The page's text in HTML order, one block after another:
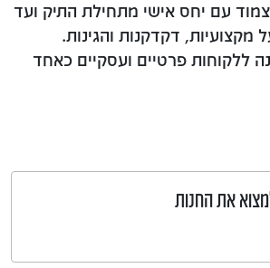
צמוד עם יחס אישי מתחילת התיק ועד
מקצועיות, דקדקנות והגינות.
ללקוחות פרטיים ועסקיים כאחד
את החנות